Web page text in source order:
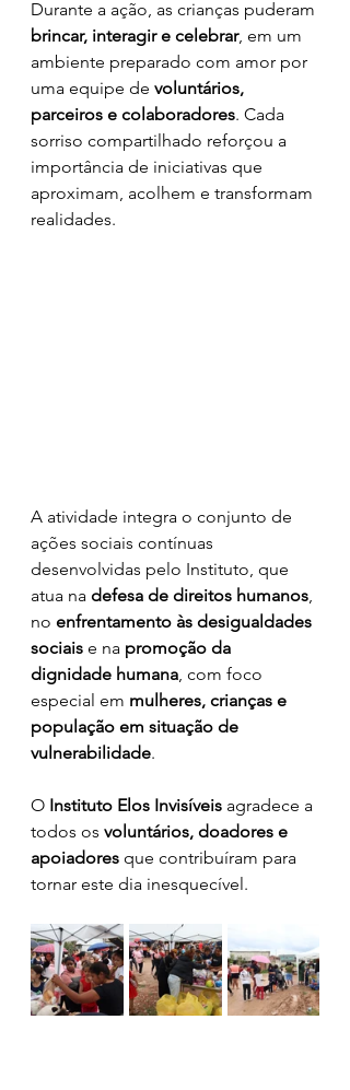
Durante a ação, as crianças puderam
brincar, interagir e celebrar, em um
ambiente preparado com amor por
uma equipe de voluntários,
parceiros e colaboradores. Cada
sorriso compartilhado reforçou a
importância de iniciativas que
aproximam, acolhem e transformam
realidades.
A atividade integra o conjunto de
ações sociais contínuas
desenvolvidas pelo Instituto, que
atua na defesa de direitos humanos,
no enfrentamento às desigualdades
sociais e na promoção da
dignidade humana, com foco
especial em mulheres, crianças e
população em situação de
vulnerabilidade.
O Instituto Elos Invisíveis agradece a
todos os voluntários, doadores e
apoiadores que contribuíram para
tornar este dia inesquecível.